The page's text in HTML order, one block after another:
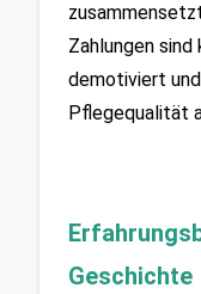
Zahlungen
demotiviert
Pflegequalität
Geschichte